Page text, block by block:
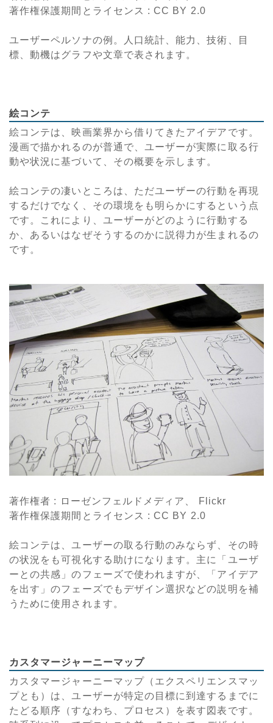
著作権保護期間とライセンス : CC BY 2.0
ユーザーペルソナの例。人口統計、能力、技術、目
標、動機はグラフや文章で表されます。
絵コンテ
絵コンテは、映画業界から借りてきたアイデアです。
漫画で描かれるのが普通で、ユーザーが実際に取る行
動や状況に基づいて、その概要を示します。
絵コンテの凄いところは、ただユーザーの行動を再現
するだけでなく、その環境をも明らかにするという点
です。これにより、ユーザーがどのように行動する
か、あるいはなぜそうするのかに説得力が生まれるの
です。
著作権者 : ローゼンフェルドメディア、 Flickr
著作権保護期間とライセンス : CC BY 2.0
絵コンテは、ユーザーの取る行動のみならず、その時
の状況をも可視化する助けになります。主に「ユーザ
ーとの共感」のフェーズで使われますが、「アイデア
を出す」のフェーズでもデザイン選択などの説明を補
うために使用されます。
カスタマージャーニーマップ
カスタマージャーニーマップ（エクスペリエンスマッ
プとも）は、ユーザーが特定の目標に到達するまでに
たどる順序（すなわち、プロセス）を表す図表です。